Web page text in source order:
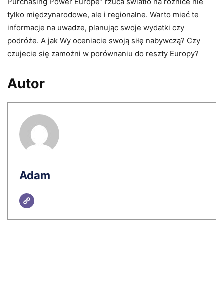
tylko międzynarodowe, ale i regionalne. Warto mieć te
informacje na uwadze, planując swoje wydatki czy
podróże. A jak Wy oceniacie swoją siłę nabywczą? Czy
czujecie się zamożni w porównaniu do reszty Europy?
Autor
Adam